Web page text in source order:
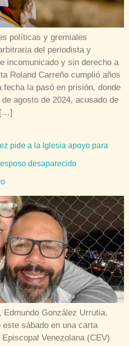
políticas y gremiales
del periodista y
incomunicado y sin derecho a
Roland Carreño cumplió años
la pasó en prisión, donde
agosto de 2024, acusado de
[…]
pide a la Iglesia apoyo para
desaparecido
González Urrutia,
sábado en una carta
Venezolana (CEV)